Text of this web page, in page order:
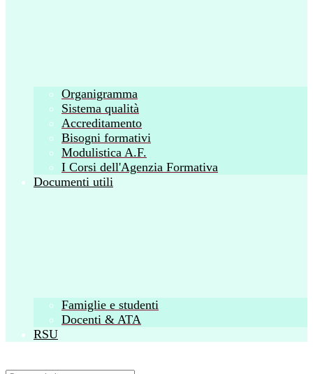
Organigramma
Sistema qualità
Accreditamento
Bisogni formativi
Modulistica A.F.
I Corsi dell'Agenzia Formativa
Documenti utili
Famiglie e studenti
Docenti & ATA
RSU